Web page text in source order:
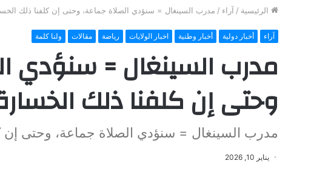
الرئيسية / آراء / مدرب السينغال = سنؤدي الصلاة جماعة، وحتى إن كلفنا ذلك
آراء أخبار دولية أخبار وطنية اخبار الولايات رياضة مقالات ولنا كلمة
مدرب السينغال = سنؤدي
وحتى إن كلفنا ذلك
مدرب السينغال = سنؤدي الصلاة جماعة، وحتى إن
يناير 10, 2026